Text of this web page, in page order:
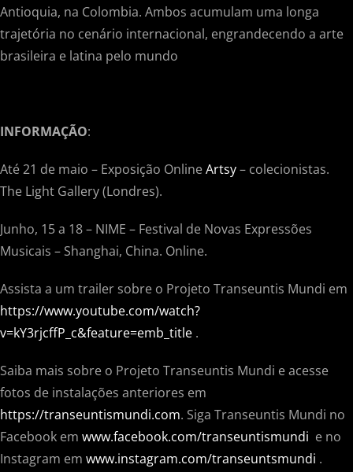
Antioquia, na Colombia. Ambos acumulam uma longa
trajetória no cenário internacional, engrandecendo a arte
brasileira e latina pelo mundo
INFORMAÇÃO:
Até 21 de maio – Exposição OnlineArtsy– colecionistas.
The Light Gallery (Londres).
Junho, 15 a 18 – NIME – Festival de Novas Expressões
Musicais – Shanghai, China. Online.
Assista a um trailer sobre o Projeto Transeuntis Mundi em
https://www.youtube.com/watch?
v=kY3rjcffP_c&feature=emb_title .
Saiba mais sobre o Projeto Transeuntis Mundi e acesse
fotos de instalações anteriores em
https://transeuntismundi.com. Siga Transeuntis Mundi no
Facebook em www.facebook.com/transeuntismundi e no
Instagram em www.instagram.com/transeuntsmundi .